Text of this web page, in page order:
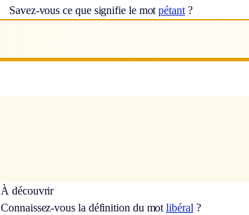
Savez-vous ce que signifie le motpétant?
À découvrir
Connaissez-vous la définition du motlibéral ?